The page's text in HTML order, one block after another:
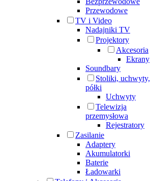
Przewodowe
TV i Video
Nadajniki TV
Projektory
Akcesoria
Ekrany
Soundbary
Stoliki, uchwyty,
półki
Uchwyty
Telewizja
przemysłowa
Rejestratory
Zasilanie
Adaptery
Akumulatorki
Baterie
Ładowarki